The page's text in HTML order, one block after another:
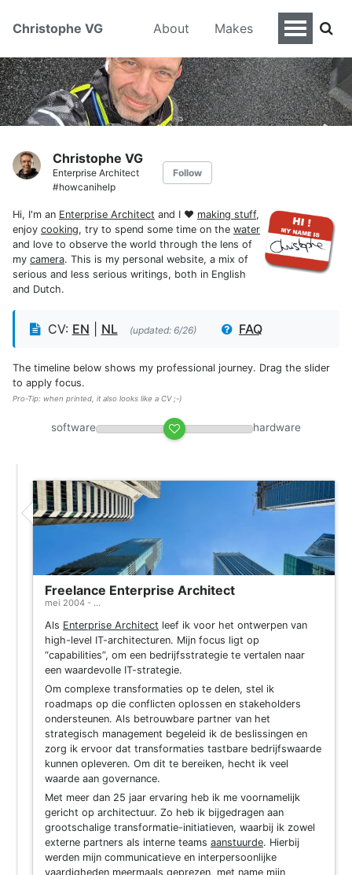
Christophe VG About Makes
Christophe VG
Enterprise Architect
#howcanihelp
Follow
Hi, I'm an Enterprise Architect and I ♥ making stuff,
enjoy cooking, try to spend some time on the water
and love to observe the world through the lens of
my camera. This is my personal website, a mix of
serious and less serious writings, both in English
and Dutch.
CV: EN NL (updated: 6/26) FAQ
The timeline below shows my professional journey. Drag the slider
to apply focus.
Pro-Tip: when printed, it also looks like a CV ;-)
software hardware
Freelance Enterprise Architect
mei 2004 - ...
Als Enterprise Architect leef ik voor het ontwerpen van
high-level IT-architecturen. Mijn focus ligt op
“capabilities”, om een bedrijfsstrategie te vertalen naar
een waardevolle IT-strategie.
Om complexe transformaties op te delen, stel ik
roadmaps op die conflicten oplossen en stakeholders
ondersteunen. Als betrouwbare partner van het
strategisch management begeleid ik de beslissingen en
zorg ik ervoor dat transformaties tastbare bedrijfswaarde
kunnen opleveren. Om dit te bereiken, hecht ik veel
waarde aan governance.
Met meer dan 25 jaar ervaring heb ik me voornamelijk
gericht op architectuur. Zo heb ik bijgedragen aan
grootschalige transformatie-initiatieven, waarbij ik zowel
externe partners als interne teams aanstuurde. Hierbij
werden mijn communicatieve en interpersoonlijke
vaardigheden meermaals geprezen, met name mijn